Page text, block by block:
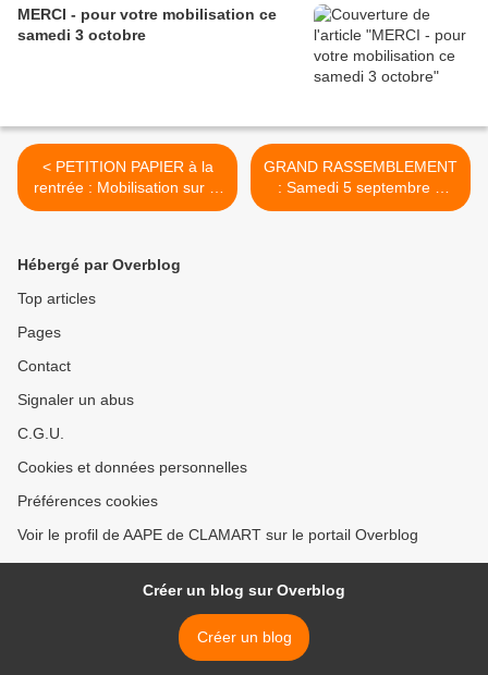
MERCI - pour votre mobilisation ce
samedi 3 octobre
< PETITION PAPIER à la
rentrée : Mobilisation sur la
hausse des tarifs péri-
GRAND RASSEMBLEMENT
: Samedi 5 septembre à
11h >
Hébergé par Overblog
Top articles
Pages
Contact
Signaler un abus
C.G.U.
Cookies et données personnelles
Préférences cookies
Voir le profil de AAPE de CLAMART sur le portail Overblog
Créer un blog sur Overblog
Créer un blog